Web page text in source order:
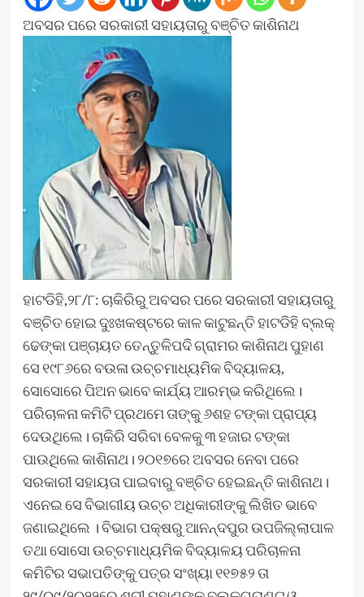
ଅବସର ପରେ ସରକାରୀ ସହାୟତାରୁ ବଞ୍ଚିତ କାଶିନାଥ
ହାଟଡିହି,୨୮/୮: ଚାକିରିରୁ ଅବସର ପରେ ସରକାରୀ ସହାୟତାରୁ
ବଞ୍ଚିତ ହୋଇ ଦୁଃଖକଷ୍ଟରେ କାଳ କାଟୁଛନ୍ତି ହାଟଡିହି ବ୍ଲକ୍
ଢେଙ୍କା ପଞ୍ଚାୟତ ତେନ୍ତୁଳିପଦି ଗ୍ରାମର କାଶିନାଥ ପୁହାଣ
ସେ ୧୯୮୬ରେ ବଉଳା ଉଚ୍ଚମାଧ୍ୟମିକ ବିଦ୍ୟାଳୟ,
ସୋସୋରେ ପିଅନ ଭାବେ କାର୍ଯ୍ୟ ଆରମ୍ଭ କରିଥିଲେ।
ପରିଚାଳନା କମିଟି ପ୍ରଥମେ ତାଙ୍କୁ ୬ଶହ ଟଙ୍କା ପ୍ରାପ୍ୟ
ଦେଉଥିଲେ। ଚାକିରି ସରିବା ବେଳକୁ ୩ ହଜାର ଟଙ୍କା
ପାଉଥିଲେ କାଶିନାଥ। ୨୦୧୭ରେ ଅବସର ନେବା ପରେ
ସରକାରୀ ସହାୟତା ପାଇବାରୁ ବଞ୍ଚିତ ହେଇଛନ୍ତି କାଶିନାଥ।
ଏନେଇ ସେ ବିଭାଗୀୟ ଉଚ୍ଚ ଅଧିକାରୀଙ୍କୁ ଲିଖିତ ଭାବେ
ଜଣାଇଥିଲେ । ବିଭାଗ ପକ୍ଷରୁ ଆନନ୍ଦପୁର ଉପଜିଲ୍ଲାପାଳ
ତଥା ସୋସୋ ଉଚ୍ଚମାଧ୍ୟମିକ ବିଦ୍ୟାଳୟ ପରିଚାଳନା
କମିଟିର ସଭାପତିଙ୍କୁ ପତ୍ର ସଂଖ୍ୟା ୧୧୭୫୨ ତା